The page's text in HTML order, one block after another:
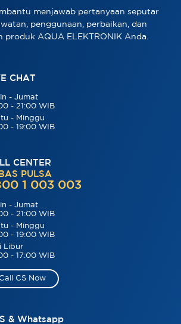
menjawab pertanyaan seputar
penggunaan, perbaikan, dan
produk AQUA ELEKTRONIK Anda.
CHAT
- Jumat
- 21:00 WIB
- Minggu
- 19:00 WIB
CENTER
PULSA
1 003 003
- Jumat
- 21:00 WIB
- Minggu
- 19:00 WIB
Libur
- 17:00 WIB
Call CS Now
& Whatsapp